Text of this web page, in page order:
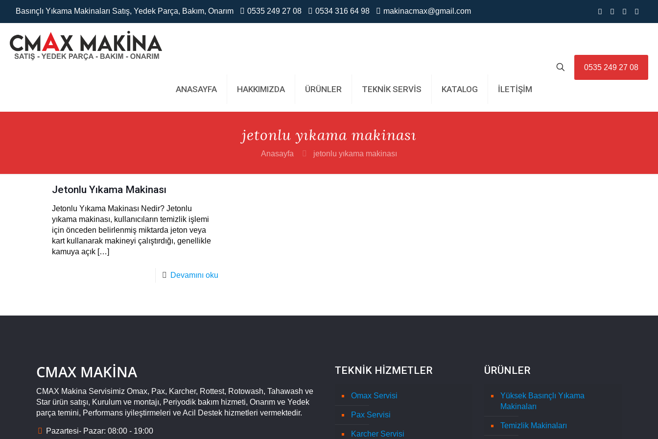
Basınçlı Yıkama Makinaları Satış, Yedek Parça, Bakım, Onarım 0535 249 27 08 0534 316 64 98 makinacmax@gmail.com
ANASAYFA HAKKIMIZDA ÜRÜNLER TEKNİK SERVİS KATALOG İLETİŞİM
0535 249 27 08
jetonlu yıkama makinası
Anasayfa jetonlu yıkama makinası
Jetonlu Yıkama Makinası
Jetonlu Yıkama Makinası Nedir? Jetonlu
yıkama makinası, kullanıcıların temizlik işlemi
için önceden belirlenmiş miktarda jeton veya
kart kullanarak makineyi çalıştırdığı, genellikle
kamuya açık[…]
Devamını oku
CMAX MAKİNA
CMAX Makina Servisimiz Omax, Pax, Karcher, Rottest, Rotowash, Tahawash ve
Star ürün satışı, Kurulum ve montajı, Periyodik bakım hizmeti, Onarım ve Yedek
parça temini, Performans iyileştirmeleri ve Acil Destek hizmetleri vermektedir.
Pazartesi- Pazar: 08:00 - 19:00
TEKNİK HİZMETLER
Omax Servisi
Pax Servisi
Karcher Servisi
ÜRÜNLER
Yüksek Basınçlı Yıkama
Makinaları
Temizlik Makinaları